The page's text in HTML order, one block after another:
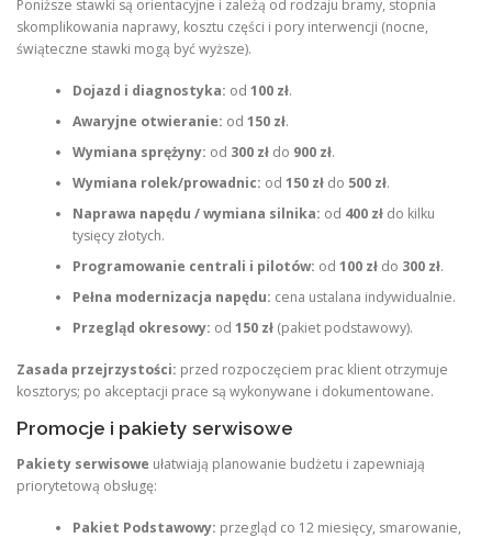
Poniższe stawki są orientacyjne i zależą od rodzaju bramy, stopnia
skomplikowania naprawy, kosztu części i pory interwencji (nocne,
świąteczne stawki mogą być wyższe).
Dojazd i diagnostyka: od 100 zł.
Awaryjne otwieranie: od 150 zł.
Wymiana sprężyny: od 300 złdo 900 zł.
Wymiana rolek/prowadnic: od 150 złdo 500 zł.
Naprawa napędu / wymiana silnika: od 400 złdo kilku
tysięcy złotych.
Programowanie centrali i pilotów: od 100 złdo 300 zł.
Pełna modernizacja napędu: cena ustalana indywidualnie.
Przegląd okresowy: od 150 zł(pakiet podstawowy).
Zasada przejrzystości: przed rozpoczęciem prac klient otrzymuje
kosztorys; po akceptacji prace są wykonywane i dokumentowane.
Promocje i pakiety serwisowe
Pakiety serwisowe ułatwiają planowanie budżetu i zapewniają
priorytetową obsługę:
Pakiet Podstawowy: przegląd co 12 miesięcy, smarowanie,